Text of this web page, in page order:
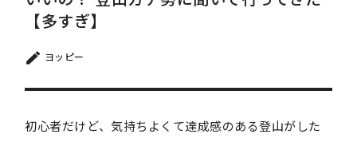
【多すぎ】
ヨッピー
初心者だけど、気持ちよくて達成感のある登山がした